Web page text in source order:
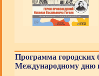
Программа городских
Международному дню